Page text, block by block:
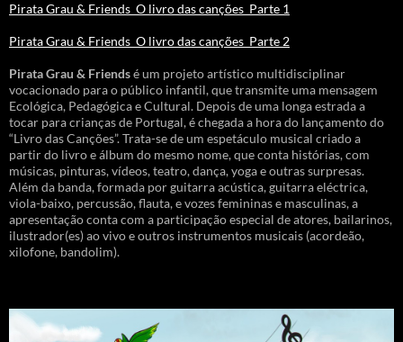
Pirata Grau & Friends_O livro das canções_Parte 1
Pirata Grau & Friends_O livro das canções_Parte 2
Pirata Grau & Friendsé um projeto artístico multidisciplinar
vocacionado para o público infantil, que transmite uma mensagem
Ecológica, Pedagógica e Cultural. Depois de uma longa estrada a
tocar para crianças de Portugal, é chegada a hora do lançamento do
“Livro das Canções”. Trata-se de um espetáculo musical criado a
partir do livro e álbum do mesmo nome, que conta histórias, com
músicas, pinturas, vídeos, teatro, dança, yoga e outras surpresas.
Além da banda, formada por guitarra acústica, guitarra eléctrica,
viola-baixo, percussão, flauta, e vozes femininas e masculinas, a
apresentação conta com a participação especial de atores, bailarinos,
ilustrador(es) ao vivo e outros instrumentos musicais (acordeão,
xilofone, bandolim).